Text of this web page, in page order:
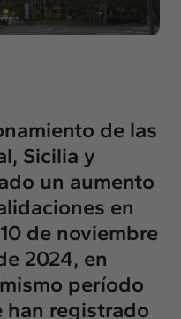
de las
Sicilia y
un aumento
en
de noviembre
2024, en
período
han registrado